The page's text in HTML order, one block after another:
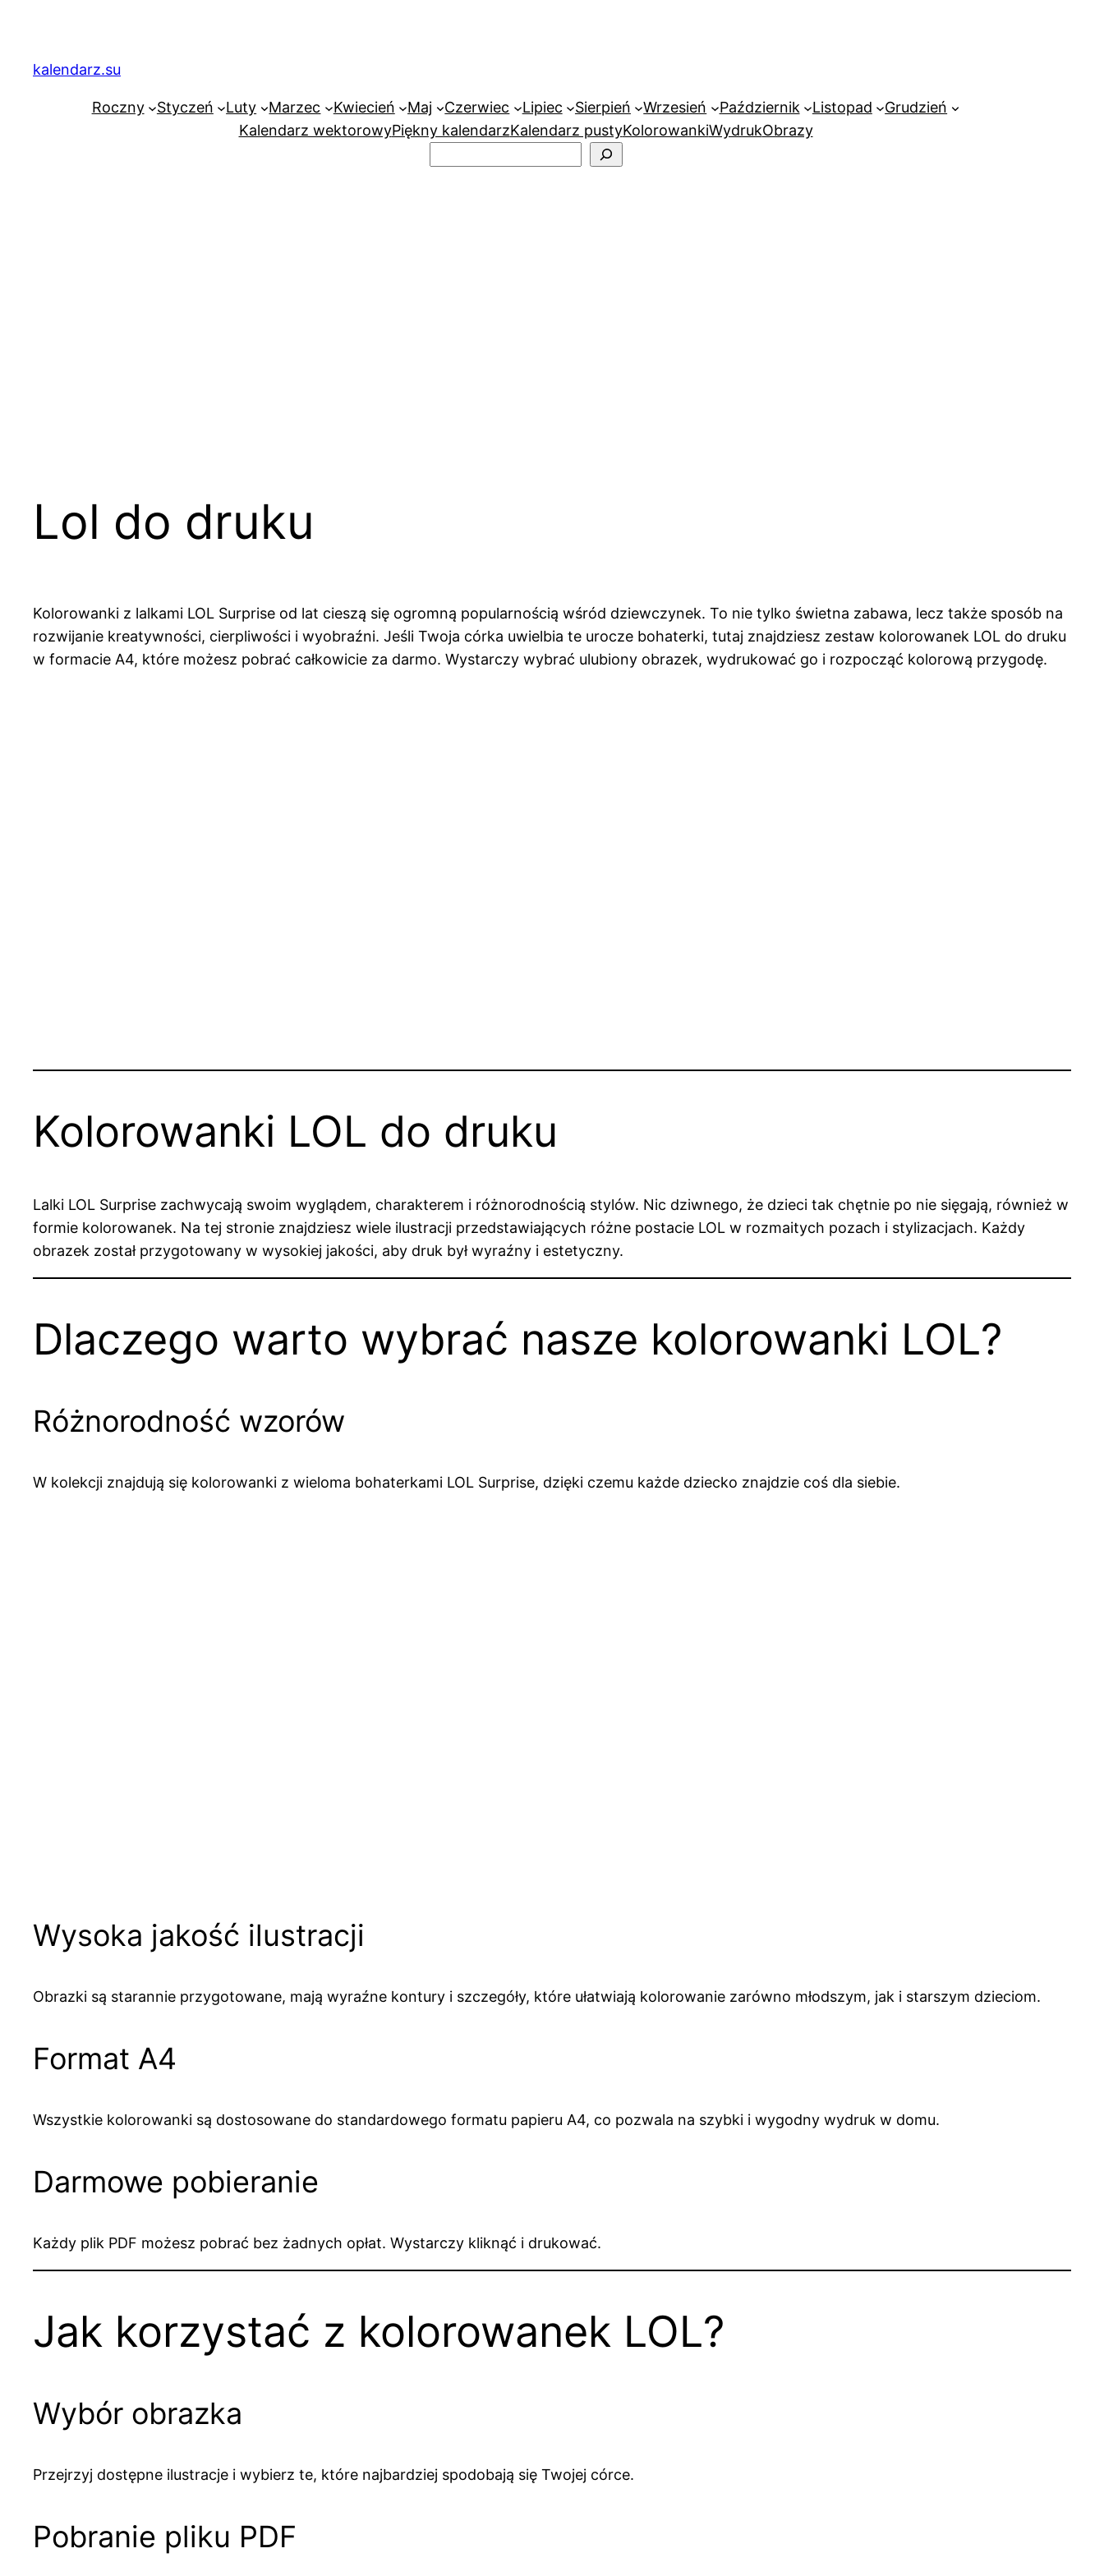
treścikalendarz.su
Roczny Styczeń Luty Marzec Kwiecień Maj Czerwiec Lipiec Sierpień Wrzesień Październik Listopad
Grudzień
Kalendarz wektorowyPiękny kalendarzKalendarz pustyKolorowankiWydrukObrazy
Lol do druku
Kolorowanki z lalkami LOL Surprise od lat cieszą się ogromną popularnością wśród dziewczynek. To nie tylko świetna zabawa, lecz także sposób na
rozwijanie kreatywności, cierpliwości i wyobraźni. Jeśli Twoja córka uwielbia te urocze bohaterki, tutaj znajdziesz zestaw kolorowanek LOL do druku
w formacie A4, które możesz pobrać całkowicie za darmo. Wystarczy wybrać ulubiony obrazek, wydrukować go i rozpocząć kolorową przygodę.
Kolorowanki LOL do druku
Lalki LOL Surprise zachwycają swoim wyglądem, charakterem i różnorodnością stylów. Nic dziwnego, że dzieci tak chętnie po nie sięgają, również w
formie kolorowanek. Na tej stronie znajdziesz wiele ilustracji przedstawiających różne postacie LOL w rozmaitych pozach i stylizacjach. Każdy
obrazek został przygotowany w wysokiej jakości, aby druk był wyraźny i estetyczny.
Dlaczego warto wybrać nasze kolorowanki LOL?
Różnorodność wzorów
W kolekcji znajdują się kolorowanki z wieloma bohaterkami LOL Surprise, dzięki czemu każde dziecko znajdzie coś dla siebie.
Wysoka jakość ilustracji
Obrazki są starannie przygotowane, mają wyraźne kontury i szczegóły, które ułatwiają kolorowanie zarówno młodszym, jak i starszym dzieciom.
Format A4
Wszystkie kolorowanki są dostosowane do standardowego formatu papieru A4, co pozwala na szybki i wygodny wydruk w domu.
Darmowe pobieranie
Każdy plik PDF możesz pobrać bez żadnych opłat. Wystarczy kliknąć i drukować.
Jak korzystać z kolorowanek LOL?
Wybór obrazka
Przejrzyj dostępne ilustracje i wybierz te, które najbardziej spodobają się Twojej córce.
Pobranie pliku PDF